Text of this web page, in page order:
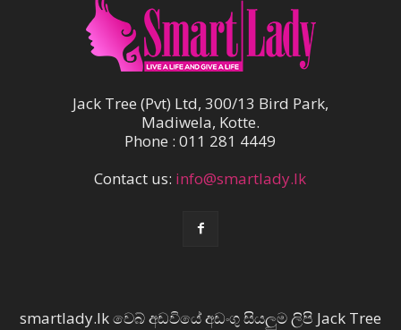
Jack Tree (Pvt) Ltd, 300/13 Bird Park,
Madiwela, Kotte.
Phone : 011 281 4449
Contact us: info@smartlady.lk
smartlady.lk වෙබ් අඩවියේ අඩංගු සියලුම ලිපි Jack Tree